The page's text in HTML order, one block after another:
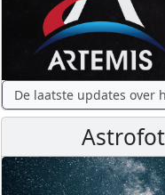
De laatste updates over